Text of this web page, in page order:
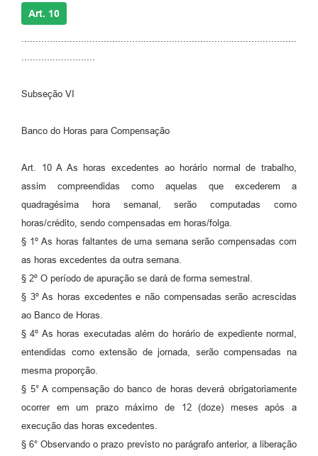
Art. 10
Subseção VI
Banco do Horas para Compensação
Art. 10 A As horas excedentes ao horário normal de trabalho,
assim compreendidas como aquelas que excederem a
quadragésima hora semanal, serão computadas como
horas/crédito, sendo compensadas em horas/folga.
§ 1º As horas faltantes de uma semana serão compensadas com
as horas excedentes da outra semana.
§ 2º O período de apuração se dará de forma semestral.
§ 3º As horas excedentes e não compensadas serão acrescidas
ao Banco de Horas.
§ 4º As horas executadas além do horário de expediente normal,
entendidas como extensão de jornada, serão compensadas na
mesma proporção.
§ 5° A compensação do banco de horas deverá obrigatoriamente
ocorrer em um prazo máximo de 12 (doze) meses após a
execução das horas excedentes.
§ 6° Observando o prazo previsto no parágrafo anterior, a liberação